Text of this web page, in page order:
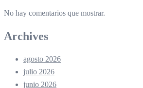
No hay comentarios que mostrar.
Archives
agosto 2026
julio 2026
junio 2026